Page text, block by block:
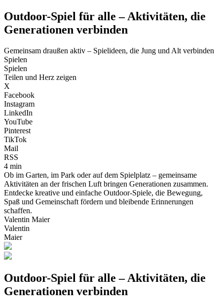
Outdoor-Spiel für alle – Aktivitäten, die
Generationen verbinden
Gemeinsam draußen aktiv – Spielideen, die Jung und Alt verbinden
Spielen
Spielen
Teilen und Herz zeigen
X
Facebook
Instagram
LinkedIn
YouTube
Pinterest
TikTok
Mail
RSS
4 min
Ob im Garten, im Park oder auf dem Spielplatz – gemeinsame
Aktivitäten an der frischen Luft bringen Generationen zusammen.
Entdecke kreative und einfache Outdoor-Spiele, die Bewegung,
Spaß und Gemeinschaft fördern und bleibende Erinnerungen
schaffen.
Valentin Maier
Valentin
Maier
Outdoor-Spiel für alle – Aktivitäten, die
Generationen verbinden